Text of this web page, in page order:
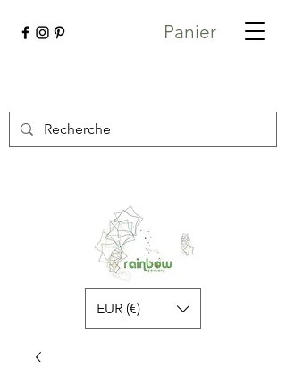
Panier
EUR (€)